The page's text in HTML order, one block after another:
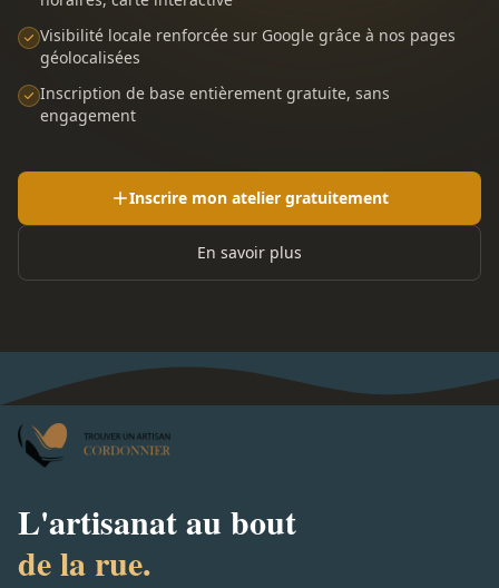
Visibilité locale renforcée sur Google grâce à nos pages
géolocalisées
Inscription de base entièrement gratuite, sans
engagement
Inscrire mon atelier gratuitement
En savoir plus
L'artisanat au bout
de la rue.